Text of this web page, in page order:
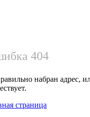
404
набран адрес,
страница